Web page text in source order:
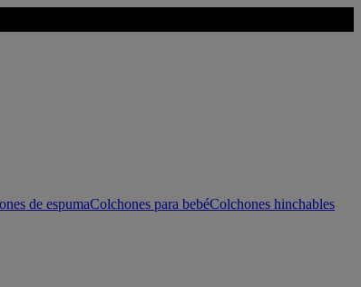
de espumaColchones para bebéColchones hinchables